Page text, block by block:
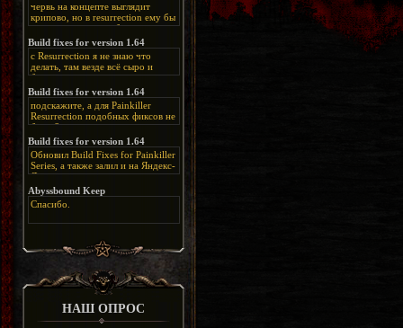
червь на концепте выглядит
крипово, но в resurrection ему бы
нашлось место, особенно в
каких-нибудь подземных
катакомбах. жаль, что половину
задумок там вырезали, зато и
рпгшности меньше. build fixes
спасибо что перезалили на
яндекс. а вот в комментах на
сайте у меня пару раз вылезала
левая вставка
https://uzbekmelbet.com/ru/
дико отвлекает от обсуждения
скринов.
Build fixes for version 1.64
с Resurrection я не знаю что
делать, там везде всё сыро и
баговано, от чего и заниматься
этим не хочется, тут либо играть
как есть или искать патчи для
этого дополнения на moddb,
либо же на крайняк играть мод
Resurrection, но настолько что не
особо уже и узнаётся
Build fixes for version 1.64
подскажите, а для Painkiller
Resurrection подобных фиксов не
будет?
Build fixes for version 1.64
Обновил Build Fixes for Painkiller
Series, а также залил и на Яндекс-
Диск
https://disk.yandex.ru/d/_zvZekuO5FTd3Q
Abyssbound Keep
Спасибо.
НАШ ОПРОС